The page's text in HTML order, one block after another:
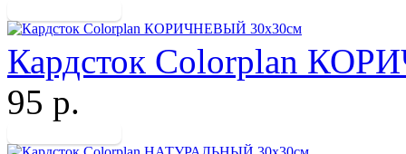
Кардсток Colorplan
95 р.